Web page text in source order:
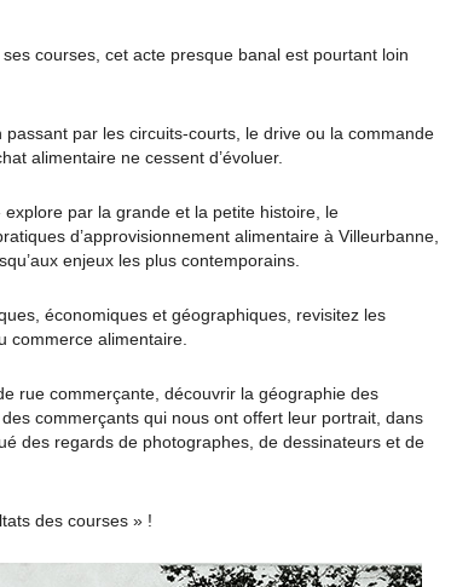
courses, cet acte presque banal est pourtant loin
par les circuits-courts, le drive ou la commande
alimentaire ne cessent d’évoluer.
explore par la grande et la petite histoire, le
d’approvisionnement alimentaire à Villeurbanne,
enjeux les plus contemporains.
économiques et géographiques, revisitez les
commerce alimentaire.
rue commerçante, découvrir la géographie des
commerçants qui nous ont offert leur portrait, dans
des regards de photographes, de dessinateurs et de
des courses » !